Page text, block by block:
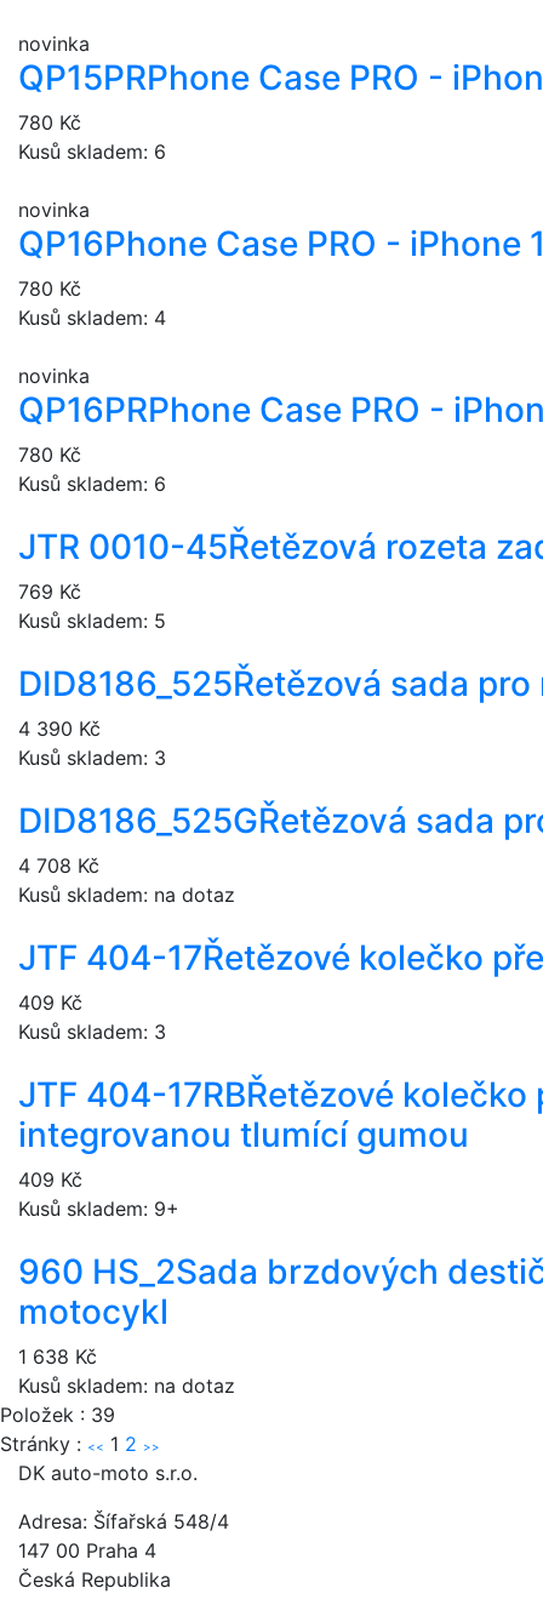
novinka
QP15PRPhone Case PRO -
780 Kč
Kusů skladem: 6
novinka
QP16Phone Case PRO - iPhone
780 Kč
Kusů skladem: 4
novinka
QP16PRPhone Case PRO -
780 Kč
Kusů skladem: 6
JTR 0010-45Řetězová rozeta
769 Kč
Kusů skladem: 5
DID8186_525Řetězová sada
4 390 Kč
Kusů skladem: 3
DID8186_525GŘetězová sada
4 708 Kč
Kusů skladem: na dotaz
JTF 404-17Řetězové kolečko
409 Kč
Kusů skladem: 3
JTF 404-17RBŘetězové kolečko
integrovanou tlumící gumou
409 Kč
Kusů skladem: 9+
960 HS_2Sada brzdových
motocykl
1 638 Kč
Kusů skladem: na dotaz
Položek : 39
Stránky : << 1 2 >>
DK auto-moto s.r.o.
Adresa: Šífařská 548/4
147 00 Praha 4
Česká Republika